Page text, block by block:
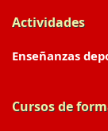
Actividades
Enseñanzas
Cursos de